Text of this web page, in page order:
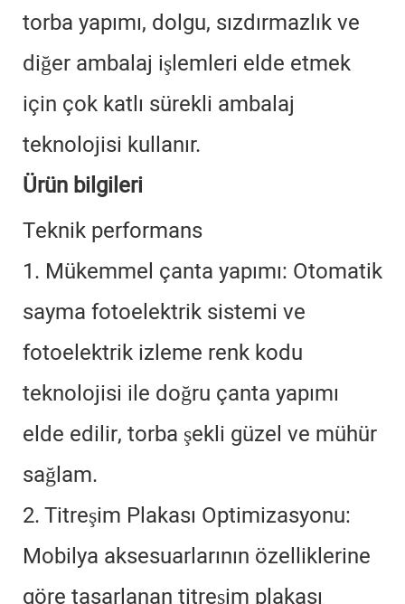
torba yapımı, dolgu, sızdırmazlık ve
diğer ambalaj işlemleri elde etmek
için çok katlı sürekli ambalaj
teknolojisi kullanır.
Ürün bilgileri
Teknik performans
1. Mükemmel çanta yapımı: Otomatik
sayma fotoelektrik sistemi ve
fotoelektrik izleme renk kodu
teknolojisi ile doğru çanta yapımı
elde edilir, torba şekli güzel ve mühür
sağlam.
2. Titreşim Plakası Optimizasyonu:
Mobilya aksesuarlarının özelliklerine
göre tasarlanan titreşim plakası